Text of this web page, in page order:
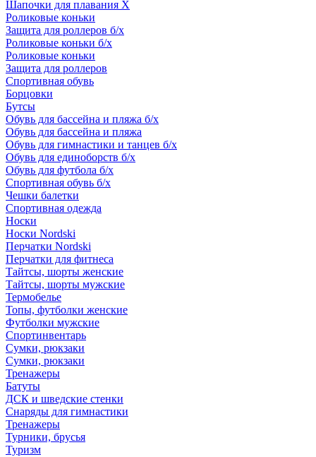
Шапочки для плавания Х
Роликовые коньки
Защита для роллеров б/х
Роликовые коньки б/х
Роликовые коньки
Защита для роллеров
Спортивная обувь
Борцовки
Бутсы
Обувь для бассейна и пляжа б/х
Обувь для бассейна и пляжа
Обувь для гимнастики и танцев б/х
Обувь для единоборств б/х
Обувь для футбола б/х
Спортивная обувь б/х
Чешки балетки
Спортивная одежда
Носки
Носки Nordski
Перчатки Nordski
Перчатки для фитнеса
Тайтсы, шорты женские
Тайтсы, шорты мужские
Термобелье
Топы, футболки женские
Футболки мужские
Спортинвентарь
Сумки, рюкзаки
Сумки, рюкзаки
Тренажеры
Батуты
ДСК и шведские стенки
Снаряды для гимнастики
Тренажеры
Турники, брусья
Туризм